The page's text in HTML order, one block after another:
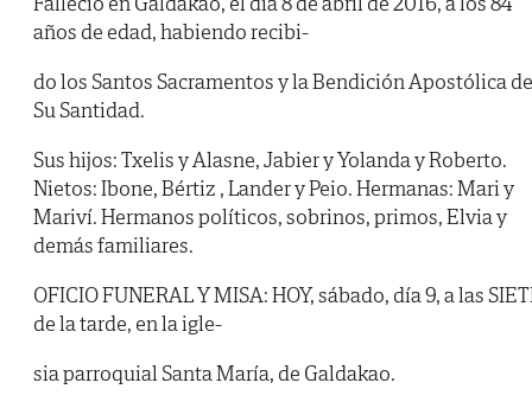
años de edad, habiendo recibi-
do los Santos Sacramentos y la Bendición Apostólica de
Su Santidad.
Sus hijos: Txelis y Alasne, Jabier y Yolanda y Roberto.
Nietos: Ibone, Bértiz , Lander y Peio. Hermanas: Mari y
Mariví. Hermanos políticos, sobrinos, primos, Elvia y
demás familiares.
OFICIO FUNERAL Y MISA: HOY, sábado, día 9, a las
de la tarde, en la igle-
sia parroquial Santa María, de Galdakao.